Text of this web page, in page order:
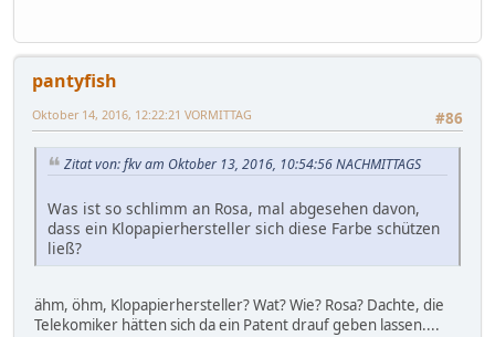
pantyfish
#86
Oktober 14, 2016, 12:22:21 VORMITTAG
Zitat von: fkv am Oktober 13, 2016, 10:54:56 NACHMITTAGS
Was ist so schlimm an Rosa, mal abgesehen davon,
dass ein Klopapierhersteller sich diese Farbe schützen
ließ?
ähm, öhm, Klopapierhersteller? Wat? Wie? Rosa? Dachte, die
Telekomiker hätten sich da ein Patent drauf geben lassen....